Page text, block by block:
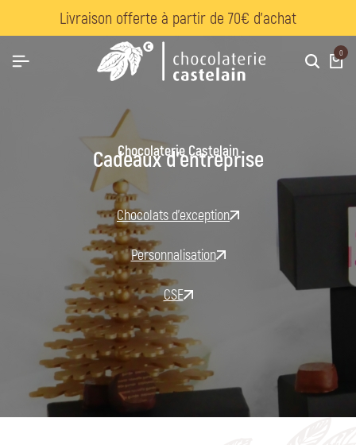
Livraison offerte à partir de 70€ d’achat
0
Chocolaterie Castelain
Cadeaux d'entreprise
Chocolats d'exception
Personnalisation
CSE